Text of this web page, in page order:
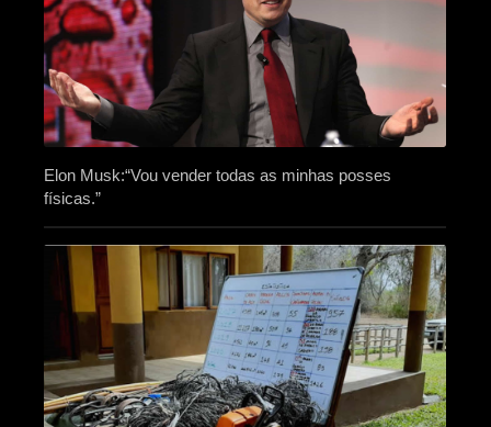
Elon Musk:“Vou vender todas as minhas posses
físicas.”